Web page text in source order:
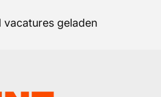
vacatures geladen